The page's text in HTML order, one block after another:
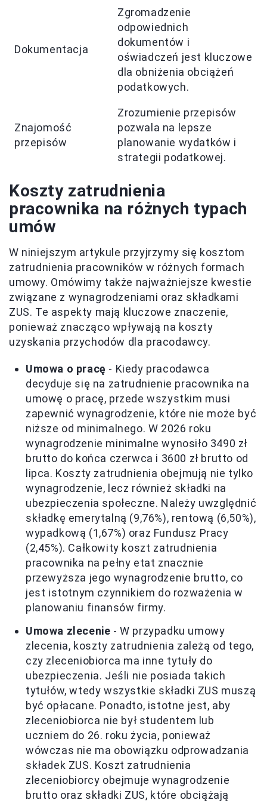
Dokumentacja
Zgromadzenie
odpowiednich
dokumentów i
oświadczeń jest kluczowe
dla obniżenia obciążeń
podatkowych.
Znajomość
przepisów
Zrozumienie przepisów
pozwala na lepsze
planowanie wydatków i
strategii podatkowej.
Koszty zatrudnienia
pracownika na różnych typach
umów
W niniejszym artykule przyjrzymy się kosztom
zatrudnienia pracowników w różnych formach
umowy. Omówimy także najważniejsze kwestie
związane z wynagrodzeniami oraz składkami
ZUS. Te aspekty mają kluczowe znaczenie,
ponieważ znacząco wpływają na koszty
uzyskania przychodów dla pracodawcy.
Umowa o pracę - Kiedy pracodawca
decyduje się na zatrudnienie pracownika na
umowę o pracę, przede wszystkim musi
zapewnić wynagrodzenie, które nie może być
niższe od minimalnego. W 2026 roku
wynagrodzenie minimalne wynosiło 3490 zł
brutto do końca czerwca i 3600 zł brutto od
lipca. Koszty zatrudnienia obejmują nie tylko
wynagrodzenie, lecz również składki na
ubezpieczenia społeczne. Należy uwzględnić
składkę emerytalną (9,76%), rentową (6,50%),
wypadkową (1,67%) oraz Fundusz Pracy
(2,45%). Całkowity koszt zatrudnienia
pracownika na pełny etat znacznie
przewyższa jego wynagrodzenie brutto, co
jest istotnym czynnikiem do rozważenia w
planowaniu finansów firmy.
Umowa zlecenie - W przypadku umowy
zlecenia, koszty zatrudnienia zależą od tego,
czy zleceniobiorca ma inne tytuły do
ubezpieczenia. Jeśli nie posiada takich
tytułów, wtedy wszystkie składki ZUS muszą
być opłacane. Ponadto, istotne jest, aby
zleceniobiorca nie był studentem lub
uczniem do 26. roku życia, ponieważ
wówczas nie ma obowiązku odprowadzania
składek ZUS. Koszt zatrudnienia
zleceniobiorcy obejmuje wynagrodzenie
brutto oraz składki ZUS, które obciążają